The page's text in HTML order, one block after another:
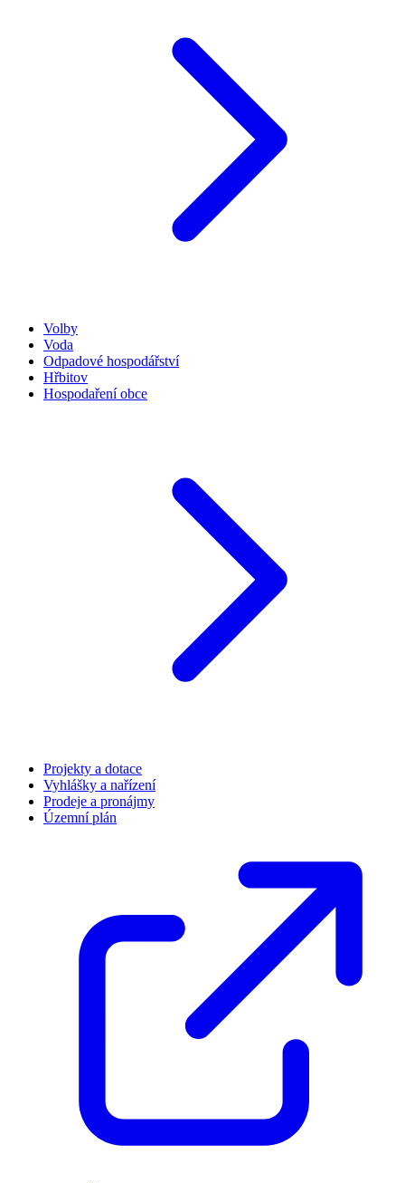
Volby
Voda
Odpadové hospodářství
Hřbitov
Hospodaření obce
Projekty a dotace
Vyhlášky a nařízení
Prodeje a pronájmy
Územní plán